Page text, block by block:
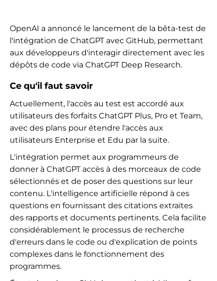
OpenAI a annoncé le lancement de la bêta-test de
l'intégration de ChatGPT avec GitHub, permettant
aux développeurs d'interagir directement avec les
dépôts de code via ChatGPT Deep Research.
Ce qu'il faut savoir
Actuellement, l'accès au test est accordé aux
utilisateurs des forfaits ChatGPT Plus, Pro et Team,
avec des plans pour étendre l'accès aux
utilisateurs Enterprise et Edu par la suite.
L'intégration permet aux programmeurs de
donner à ChatGPT accès à des morceaux de code
sélectionnés et de poser des questions sur leur
contenu. L'intelligence artificielle répond à ces
questions en fournissant des citations extraites
des rapports et documents pertinents. Cela facilite
considérablement le processus de recherche
d'erreurs dans le code ou d'explication de points
complexes dans le fonctionnement des
programmes.